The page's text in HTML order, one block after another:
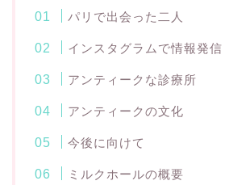
パリで出会った二人
インスタグラムで情報発信
アンティークな診療所
アンティークの文化
今後に向けて
ミルクホールの概要